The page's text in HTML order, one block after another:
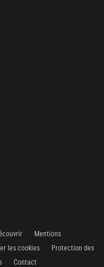
Mentions
les cookies
Protection des
Contact